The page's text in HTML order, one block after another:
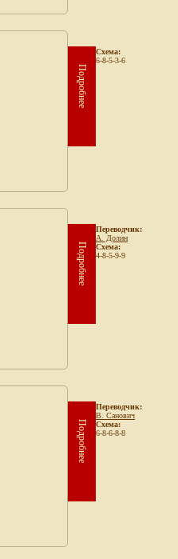
Подробнее
Схема:
6-8-5-3-6
Подробнее
Переводчик:
А. Долин
Схема:
4-8-5-9-9
Подробнее
Переводчик:
В. Санович
Схема:
6-8-6-8-8